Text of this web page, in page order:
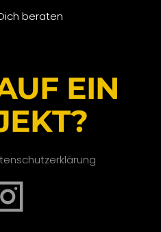
beraten
EIN